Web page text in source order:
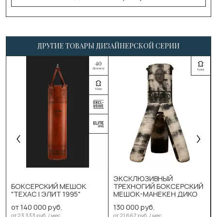
ДРУГИЕ ТОВАРЫ ДИЗАЙНЕРСКОЙ СЕРИИ
БОКСЕРСКИЙ МЕШОК
"ТЕХАС | ЭЛИТ 1995"
от 140 000 руб.
от 23 333 руб. / мес.
Выберите размер:
150см/40см/65-70кг
ЭКСКЛЮЗИВНЫЙ
ТРЕХНОГИЙ БОКСЕРСКИЙ
МЕШОК-МАНЕКЕН ДИКО
130 000 руб.
от 21 667 руб. / мес.
Выберите цвет:
DIKO черн. оранж
DIKO черн. серый
Выберите размер: